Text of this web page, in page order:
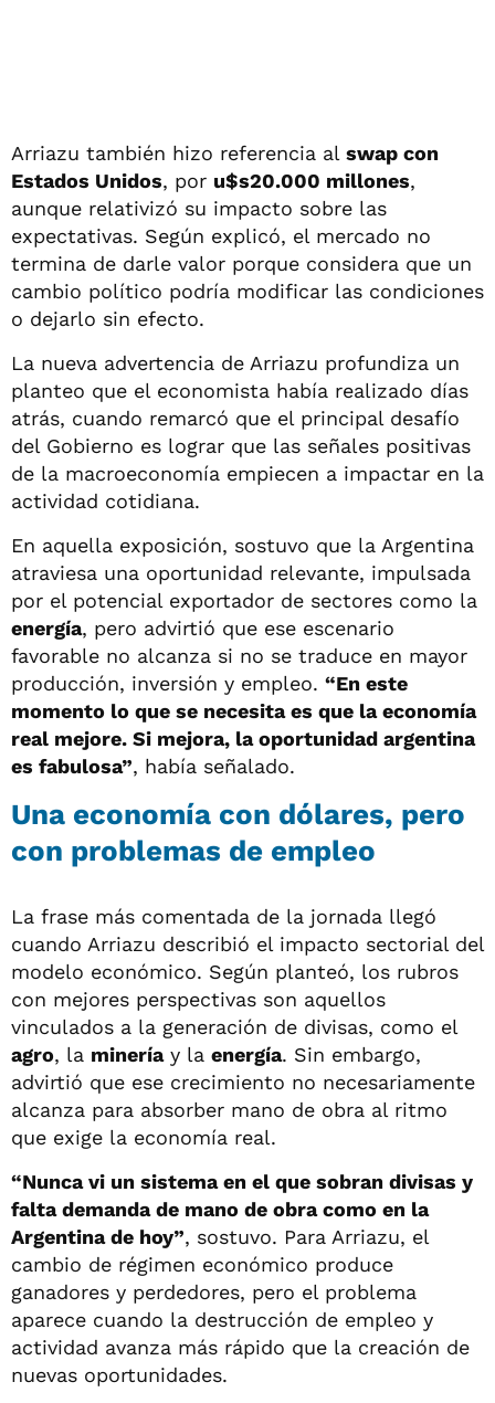
Arriazu también hizo referencia al swap con
Estados Unidos, por u$s20.000 millones,
aunque relativizó su impacto sobre las
expectativas. Según explicó, el mercado no
termina de darle valor porque considera que un
cambio político podría modificar las condiciones
o dejarlo sin efecto.
La nueva advertencia de Arriazu profundiza un
planteo que el economista había realizado días
atrás, cuando remarcó que el principal desafío
del Gobierno es lograr que las señales positivas
de la macroeconomía empiecen a impactar en la
actividad cotidiana.
En aquella exposición, sostuvo que la Argentina
atraviesa una oportunidad relevante, impulsada
por el potencial exportador de sectores como la
energía, pero advirtió que ese escenario
favorable no alcanza si no se traduce en mayor
producción, inversión y empleo. “En este
momento lo que se necesita es que la economía
real mejore. Si mejora, la oportunidad argentina
es fabulosa”, había señalado.
Una economía con dólares, pero
con problemas de empleo
La frase más comentada de la jornada llegó
cuando Arriazu describió el impacto sectorial del
modelo económico. Según planteó, los rubros
con mejores perspectivas son aquellos
vinculados a la generación de divisas, como el
agro, la mineríay la energía. Sin embargo,
advirtió que ese crecimiento no necesariamente
alcanza para absorber mano de obra al ritmo
que exige la economía real.
“Nunca vi un sistema en el que sobran divisas y
falta demanda de mano de obra como en la
Argentina de hoy”, sostuvo. Para Arriazu, el
cambio de régimen económico produce
ganadores y perdedores, pero el problema
aparece cuando la destrucción de empleo y
actividad avanza más rápido que la creación de
nuevas oportunidades.